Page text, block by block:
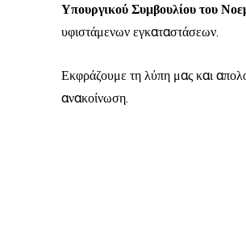
Υπουργικού Συμβουλίου του
υφιστάμενων εγκαταστάσεων.
Εκφράζουμε τη λύπη μας και
ανακοίνωση.